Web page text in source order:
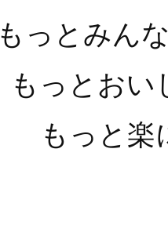
もっとみん
もっとお
もっと